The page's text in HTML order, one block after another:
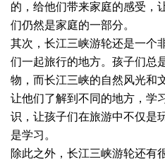
的，给他们带来家庭的感受，
们仍然是家庭的一部分。
其次，长江三峡游轮还是一个
们一起旅行的地方。孩子们总
物，而长江三峡的自然风光和
让他们了解到不同的地方，学
识，让孩子们在旅游中不仅是
是学习。
除此之外，长江三峡游轮还有